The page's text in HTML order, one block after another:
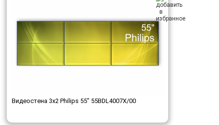
Видеостена 3x2 Philips 55" 55BDL4007X/00